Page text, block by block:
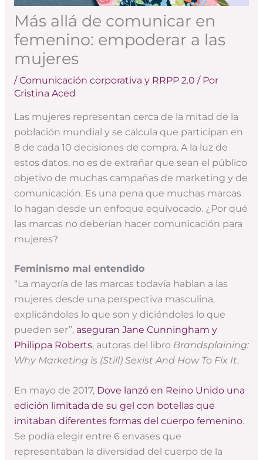
Más allá de comunicar en
femenino: empoderar a las
mujeres
/Comunicación corporativa y RRPP 2.0 / Por
Cristina Aced
Las mujeres representan cerca de la mitad de la
población mundial y se calcula que participan en
8 de cada 10 decisiones de compra. A la luz de
estos datos, no es de extrañar que sean el público
objetivo de muchas campañas de marketing y de
comunicación. Es una pena que muchas marcas
lo hagan desde un enfoque equivocado. ¿Por qué
las marcas no deberían hacer comunicación para
mujeres?
Feminismo mal entendido
“La mayoría de las marcas todavía hablan a las
mujeres desde una perspectiva masculina,
explicándoles lo que son y diciéndoles lo que
pueden ser”, aseguran Jane Cunningham y
Philippa Roberts, autoras del libro Brandsplaining:
Why Marketing is (Still) Sexist And How To Fix It.
En mayo de 2017, Dove lanzó en Reino Unido una
edición limitada de su gel con botellas que
imitaban diferentes formas del cuerpo femenino.
Se podía elegir entre 6 envases que
representaban la diversidad del cuerpo de la